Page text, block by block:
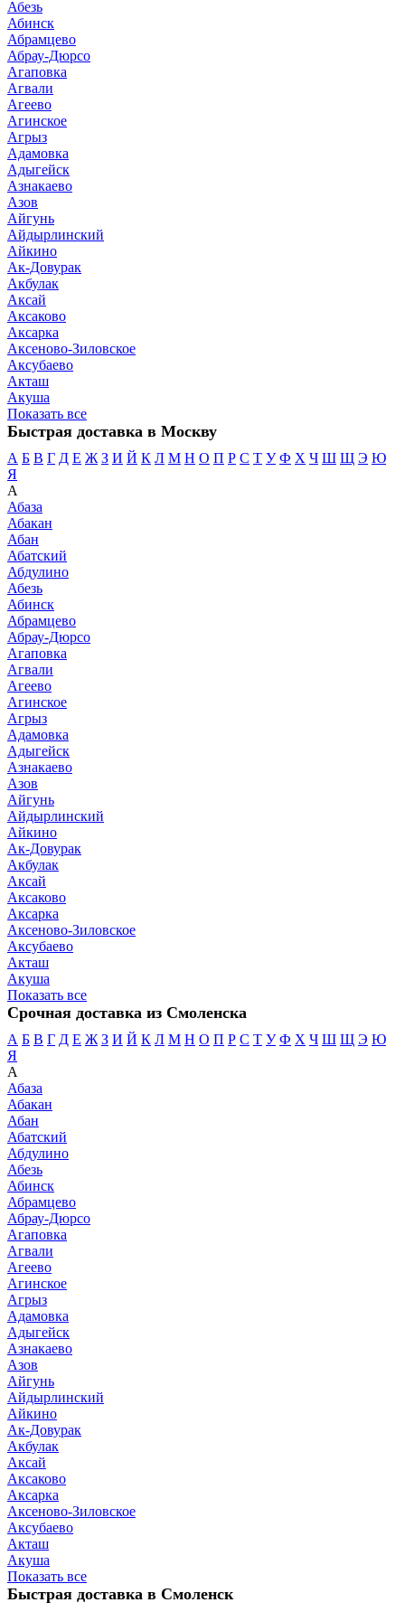
Абезь
Абинск
Абрамцево
Абрау-Дюрсо
Агаповка
Агвали
Агеево
Агинское
Агрыз
Адамовка
Адыгейск
Азнакаево
Азов
Айгунь
Айдырлинский
Айкино
Ак-Довурак
Акбулак
Аксай
Аксаково
Аксарка
Аксеново-Зиловское
Аксубаево
Акташ
Акуша
Показать все
Быстрая доставка в Москву
А Б В Г Д Е Ж З И Й К Л М Н О П Р С Т У Ф Х Ч Ш Щ Э Ю
Я
А
Абаза
Абакан
Абан
Абатский
Абдулино
Абезь
Абинск
Абрамцево
Абрау-Дюрсо
Агаповка
Агвали
Агеево
Агинское
Агрыз
Адамовка
Адыгейск
Азнакаево
Азов
Айгунь
Айдырлинский
Айкино
Ак-Довурак
Акбулак
Аксай
Аксаково
Аксарка
Аксеново-Зиловское
Аксубаево
Акташ
Акуша
Показать все
Срочная доставка из Смоленска
А Б В Г Д Е Ж З И Й К Л М Н О П Р С Т У Ф Х Ч Ш Щ Э Ю
Я
А
Абаза
Абакан
Абан
Абатский
Абдулино
Абезь
Абинск
Абрамцево
Абрау-Дюрсо
Агаповка
Агвали
Агеево
Агинское
Агрыз
Адамовка
Адыгейск
Азнакаево
Азов
Айгунь
Айдырлинский
Айкино
Ак-Довурак
Акбулак
Аксай
Аксаково
Аксарка
Аксеново-Зиловское
Аксубаево
Акташ
Акуша
Показать все
Быстрая доставка в Смоленск